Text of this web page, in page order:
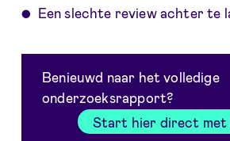
Een slechte review achter te
Benieuwd naar het volledige
onderzoeksrapport?
Start hier direct met